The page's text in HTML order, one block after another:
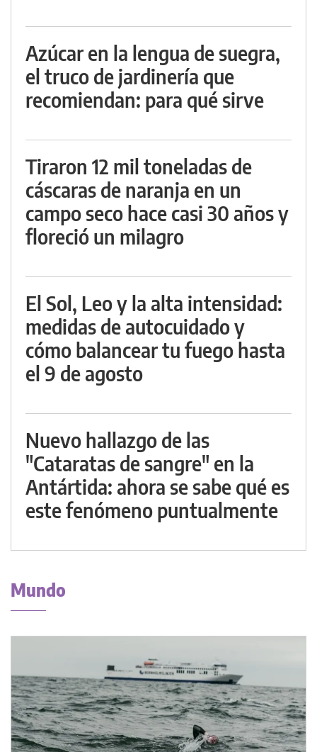
Azúcar en la lengua de suegra,
el truco de jardinería que
recomiendan: para qué sirve
Tiraron 12 mil toneladas de
cáscaras de naranja en un
campo seco hace casi 30 años y
floreció un milagro
El Sol, Leo y la alta intensidad:
medidas de autocuidado y
cómo balancear tu fuego hasta
el 9 de agosto
Nuevo hallazgo de las
"Cataratas de sangre" en la
Antártida: ahora se sabe qué es
este fenómeno puntualmente
Mundo